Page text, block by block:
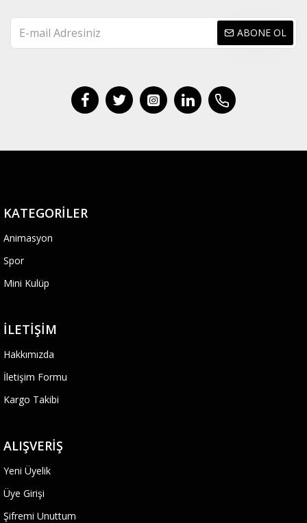
ABONE OL
KATEGORILER
Animasyon
Spor
Mini Kulüp
İLETIŞIM
Hakkımızda
İletişim Formu
Kargo Takibi
ALIŞVERIŞ
Yeni Üyelik
Üye Girişi
Şifremi Unuttum